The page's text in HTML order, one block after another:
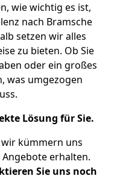
wie wichtig es ist,
nach Bramsche
setzen wir alles
zu bieten. Ob Sie
oder ein großes
was umgezogen
Lösung für Sie.
wir kümmern uns
erhalten.
Sie uns noch